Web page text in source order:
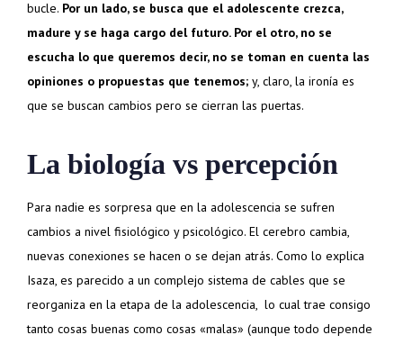
bucle. Por un lado, se busca que el adolescente crezca,
madure y se haga cargo del futuro. Por el otro, no se
escucha lo que queremos decir, no se toman en cuenta las
opiniones o propuestas que tenemos; y, claro, la ironía es
que se buscan cambios pero se cierran las puertas.
La biología vs percepción
Para nadie es sorpresa que en la adolescencia se sufren
cambios a nivel fisiológico y psicológico. El cerebro cambia,
nuevas conexiones se hacen o se dejan atrás. Como lo explica
Isaza, es parecido a un complejo sistema de cables que se
reorganiza en la etapa de la adolescencia, lo cual trae consigo
tanto cosas buenas como cosas «malas» (aunque todo depende